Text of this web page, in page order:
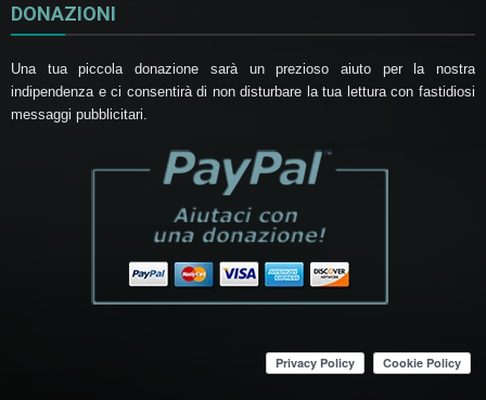
DONAZIONI
Una tua piccola donazione sarà un prezioso aiuto per la nostra
indipendenza e ci consentirà di non disturbare la tua lettura con fastidiosi
messaggi pubblicitari.